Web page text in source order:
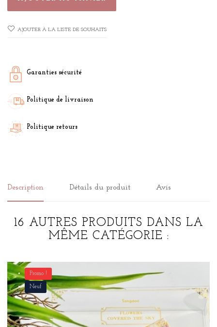
AJOUTER À LA LISTE DE SOUHAITS
Garanties sécurité
Politique de livraison
Politique retours
Description Détails du produit Avis
16 AUTRES PRODUITS DANS LA
MÊME CATÉGORIE :
Promo !
Neuf